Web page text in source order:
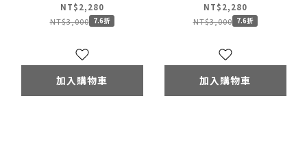
NT$2,280
NT$3,000 7.6折
加入購物車
NT$2,280
NT$3,000 7.6折
加入購物車